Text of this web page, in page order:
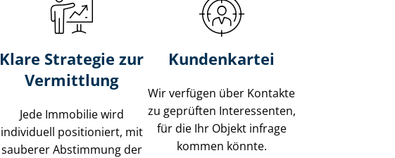
Klare Strategie zur
Vermittlung
Jede Immobilie wird
individuell positioniert, mit
sauberer Abstimmung der
Kundenkartei
Wir verfügen über Kontakte
zu geprüften Interessenten,
für die Ihr Objekt infrage
kommen könnte.